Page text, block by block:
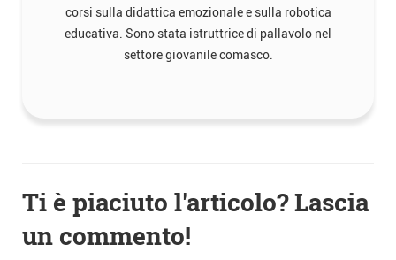
corsi sulla didattica emozionale e sulla robotica
educativa. Sono stata istruttrice di pallavolo nel
settore giovanile comasco.
Navigazione
articoli
Ti è piaciuto l'articolo? Lascia
un commento!